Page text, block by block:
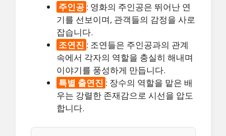
주인공 : 영화의 주인공은 뛰어난 연
기를 선보이며, 관객들의 감정을 사로
잡습니다.
조연진 : 조연들은 주인공과의 관계
속에서 각자의 역할을 충실히 해내며
이야기를 풍성하게 만듭니다.
특별 출연진 : 장수의 역할을 맡은 배
우는 강렬한 존재감으로 시선을 압도
합니다.